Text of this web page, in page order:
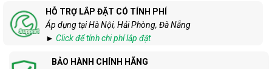
HỖ TRỢ LẮP ĐẶT CÓ TÍNH PHÍ
Áp dụng tại Hà Nội, Hải Phòng, Đà Nẵng
► Click để tính chi phí lắp đặt
BẢO HÀNH CHÍNH HÃNG